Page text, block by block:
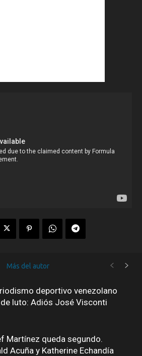
Más del autor
deportivo venezolano
luto: Adiós José Visconti
Martínez queda segundo.
Acuña y Katherine Echandía